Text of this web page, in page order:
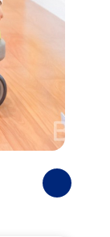
Photos
suivantes